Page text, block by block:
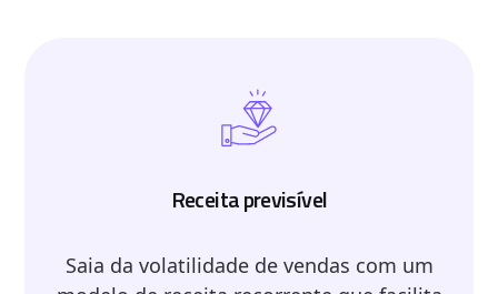
Receita previsível
Saia da volatilidade de vendas com um